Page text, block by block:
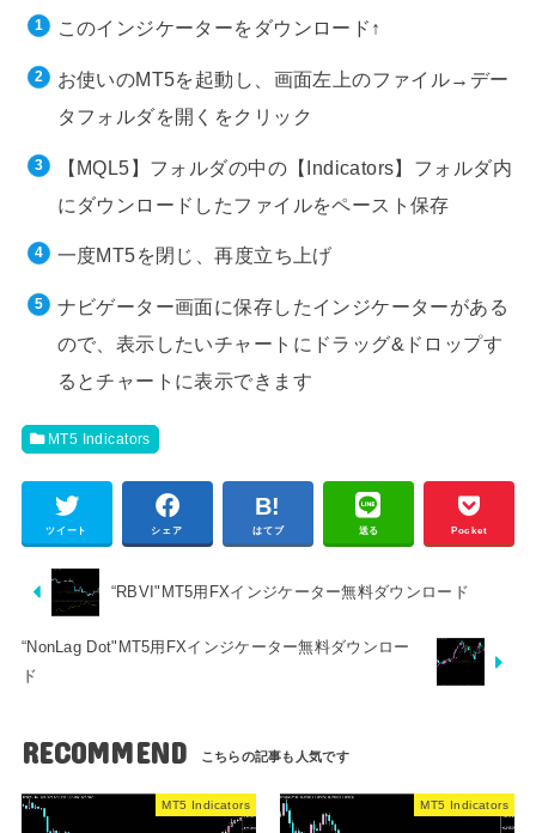
このインジケーターをダウンロード↑
お使いのMT5を起動し、画面左上のファイル→デー
タフォルダを開くをクリック
【MQL5】フォルダの中の【Indicators】フォルダ内
にダウンロードしたファイルをペースト保存
一度MT5を閉じ、再度立ち上げ
ナビゲーター画面に保存したインジケーターがある
ので、表示したいチャートにドラッグ&ドロップす
るとチャートに表示できます
MT5 Indicators
ツイート シェア はてブ 送る Pocket
“RBVI"MT5用FXインジケーター無料ダウンロード
“NonLag Dot"MT5用FXインジケーター無料ダウンロー
ド
RECOMMEND
MT5 Indicators MT5 Indicators